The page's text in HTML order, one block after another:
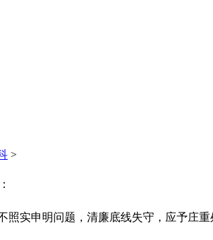
>
申明问题，清廉底线失守，应予庄重